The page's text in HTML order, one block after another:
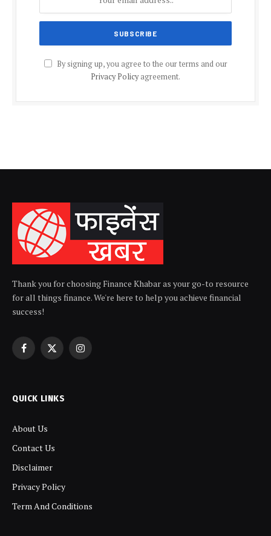
By signing up, you agree to the our terms and our
Privacy Policyagreement.
Thank you for choosing Finance Khabar as your go-to resource
for all things finance. We're here to help you achieve financial
success!
Facebook
X
Instagram
QUICK LINKS
About Us
Contact Us
Disclaimer
Privacy Policy
Term And Conditions